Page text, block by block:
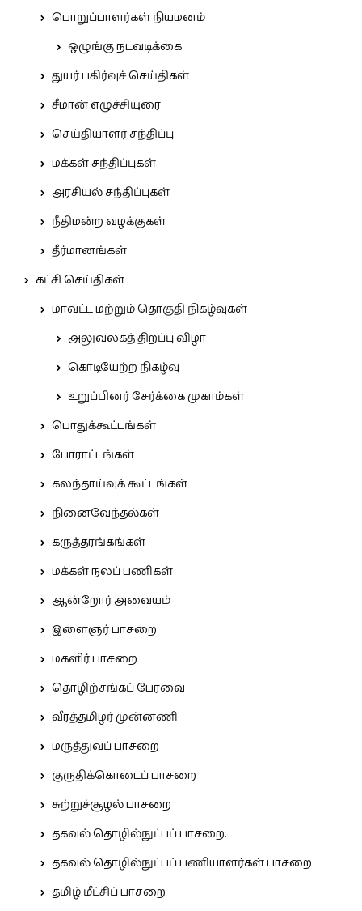
பொறுப்பாளர்கள் நியமனம்
ஒழுங்கு நடவடிக்கை
துயர் பகிர்வுச் செய்திகள்
சீமான் எழுச்சியுரை
செய்தியாளர் சந்திப்பு
மக்கள் சந்திப்புகள்
அரசியல் சந்திப்புகள்
நீதிமன்ற வழக்குகள்
தீர்மானங்கள்
கட்சி செய்திகள்
மாவட்ட மற்றும் தொகுதி நிகழ்வுகள்
அலுவலகத் திறப்பு விழா
கொடியேற்ற நிகழ்வு
உறுப்பினர் சேர்க்கை முகாம்கள்
பொதுக்கூட்டங்கள்
போராட்டங்கள்
கலந்தாய்வுக் கூட்டங்கள்
நினைவேந்தல்கள்
கருத்தரங்கங்கள்
மக்கள் நலப் பணிகள்
ஆன்றோர் அவையம்
இளைஞர் பாசறை
மகளிர் பாசறை
தொழிற்சங்கப் பேரவை
வீரத்தமிழர் முன்னணி
மருத்துவப் பாசறை
குருதிக்கொடைப் பாசறை
சுற்றுச்சூழல் பாசறை
தகவல் தொழில்நுட்பப் பாசறை.
தகவல் தொழில்நுட்பப் பணியாளர்கள் பாசறை
தமிழ் மீட்சிப் பாசறை